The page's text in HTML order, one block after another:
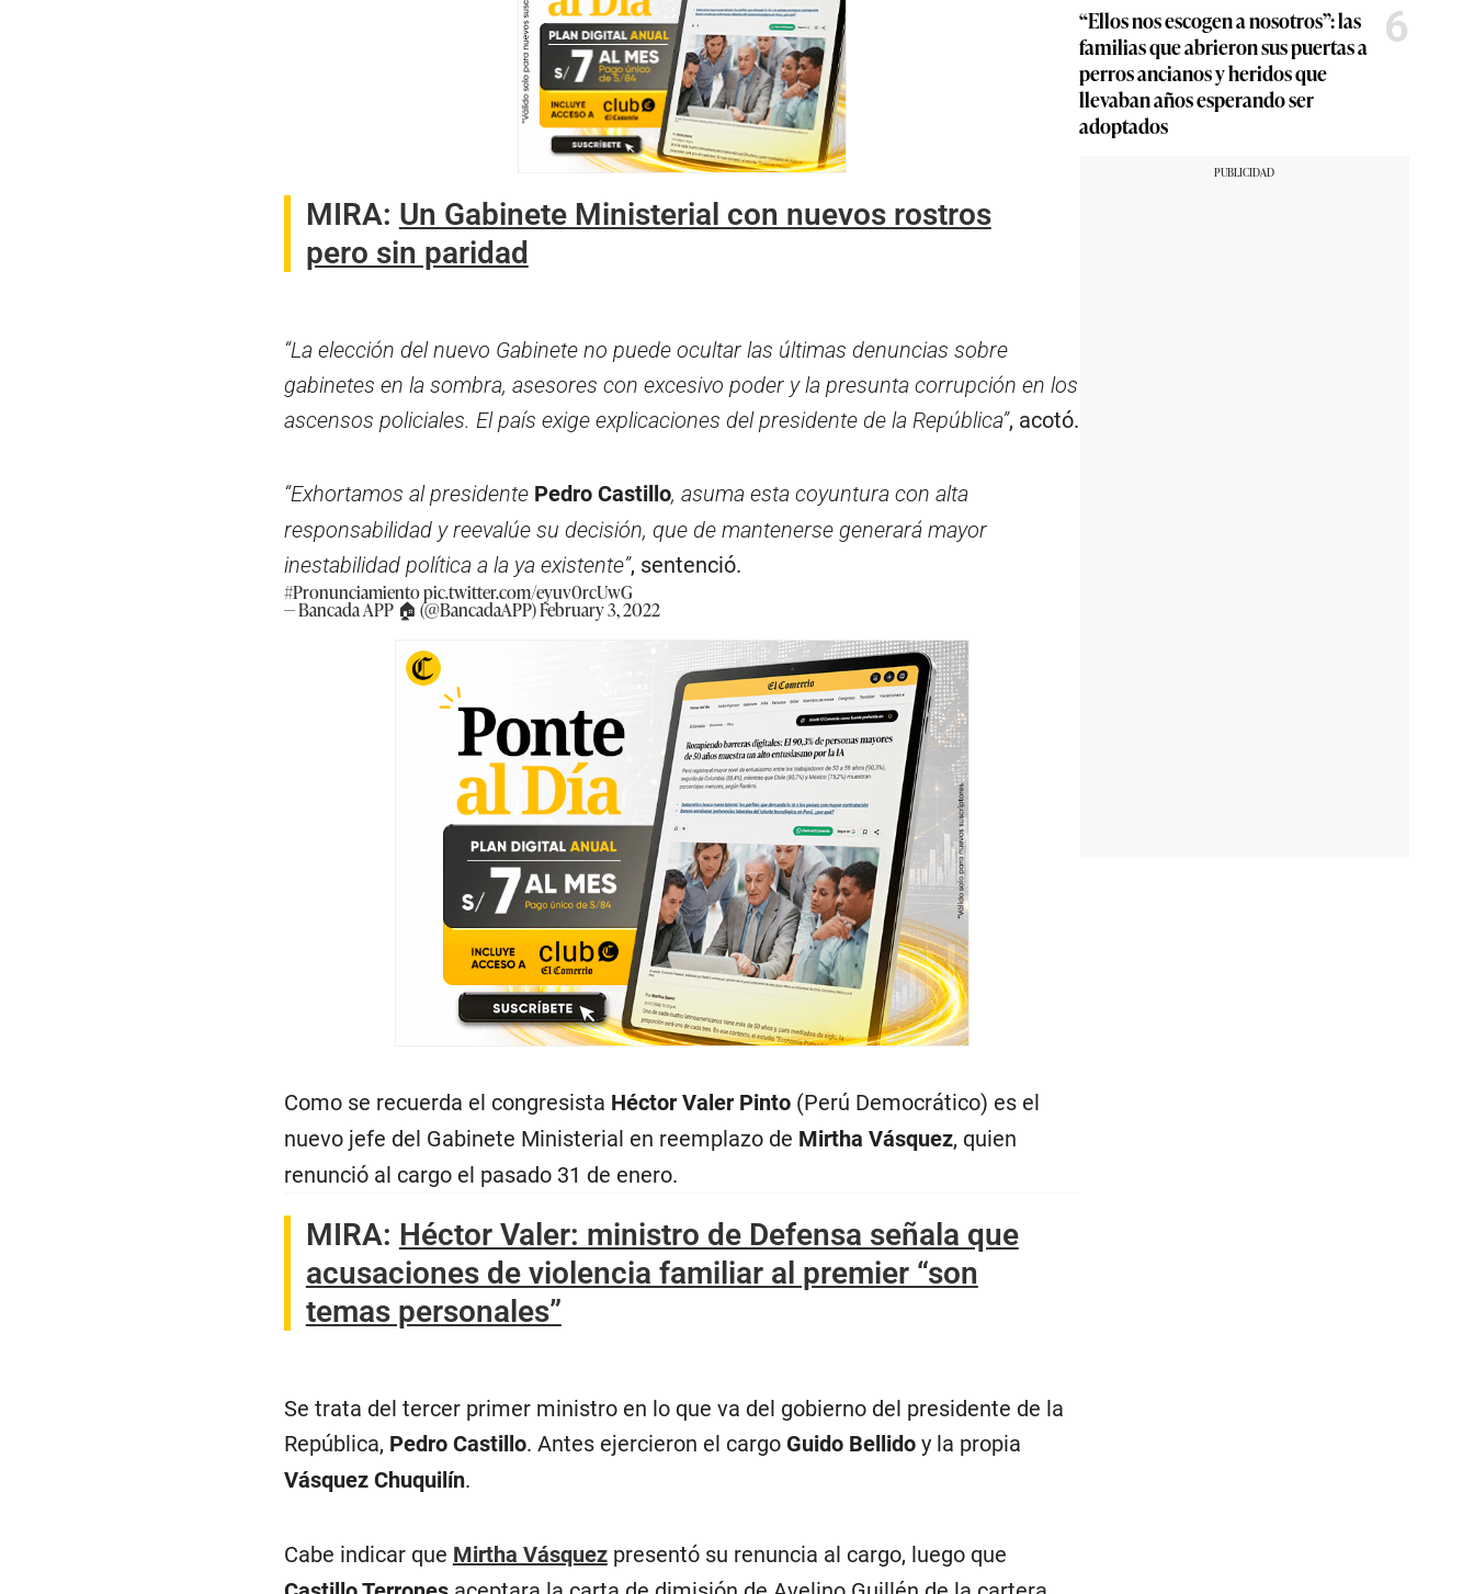
MIRA: Un Gabinete Ministerial con nuevos rostros
pero sin paridad
“La elección del nuevo Gabinete no puede ocultar las últimas denuncias sobre
gabinetes en la sombra, asesores con excesivo poder y la presunta corrupción en los
ascensos policiales. El país exige explicaciones del presidente de la República”, acotó.
“Exhortamos al presidente Pedro Castillo, asuma esta coyuntura con alta
responsabilidad y reevalúe su decisión, que de mantenerse generará mayor
inestabilidad política a la ya existente”, sentenció.
#Pronunciamientopic.twitter.com/eyuv0rcUwG
— Bancada APP 🏠 (@BancadaAPP)February 3, 2022
Como se recuerda el congresista Héctor Valer Pinto(Perú Democrático) es el
nuevo jefe del Gabinete Ministerial en reemplazo de Mirtha Vásquez, quien
renunció al cargo el pasado 31 de enero.
MIRA: Héctor Valer: ministro de Defensa señala que
acusaciones de violencia familiar al premier “son
temas personales”
Se trata del tercer primer ministro en lo que va del gobierno del presidente de la
República, Pedro Castillo. Antes ejercieron el cargo Guido Bellidoy la propia
Vásquez Chuquilín.
Cabe indicar que Mirtha Vásquezpresentó su renuncia al cargo, luego que
“Ellos nos escogen a nosotros”: las
familias que abrieron sus puertas a
perros ancianos y heridos que
llevaban años esperando ser
adoptados
6